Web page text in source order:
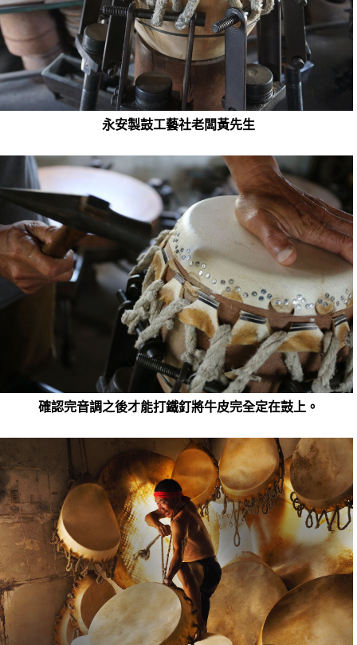
永安製鼓工藝社老闆黃先生
確認完音調之後才能打鐵釘將牛皮完全定在鼓上。